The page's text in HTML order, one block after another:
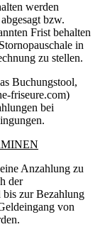
werden
bzw.
Frist behalten
in
zu stellen.
Buchungstool,
friseure.com)
bei
Anzahlung zu
der
bis zur Bezahlung
von